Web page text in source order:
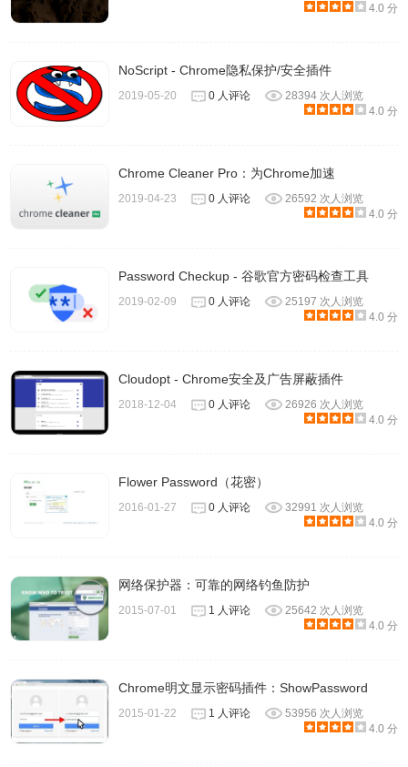
4.0 分
NoScript - Chrome隐私保护/安全插件
2019-05-20 0 人评论
28394 次人浏览
4.0 分
Chrome Cleaner Pro：为Chrome加速
2019-04-23 0 人评论
26592 次人浏览
4.0 分
Password Checkup - 谷歌官方密码检查工具
2019-02-09 0 人评论
25197 次人浏览
4.0 分
Cloudopt - Chrome安全及广告屏蔽插件
2018-12-04 0 人评论
26926 次人浏览
4.0 分
Flower Password（花密）
2016-01-27 0 人评论
32991 次人浏览
4.0 分
网络保护器：可靠的网络钓鱼防护
2015-07-01 1 人评论
25642 次人浏览
4.0 分
Chrome明文显示密码插件：ShowPassword
2015-01-22 1 人评论
53956 次人浏览
4.0 分